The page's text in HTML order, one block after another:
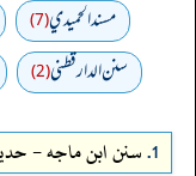
مسند الحميدي(7)
سنن الدارقطني(2)
1. سنن ابن ماجه - حدیث